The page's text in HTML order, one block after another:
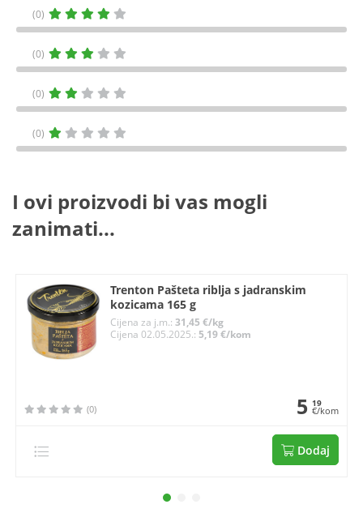
(0)
(0)
(0)
(0)
I ovi proizvodi bi vas mogli
zanimati...
Trenton Pašteta riblja s jadranskim
kozicama 165 g
Cijena za j.m.:31,45 €/kg
Cijena 02.05.2025.:5,19 €/kom
(0) 5 19
€/kom
Dodaj